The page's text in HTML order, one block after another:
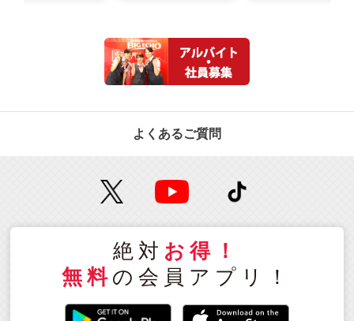
よくあるご質問
絶対 お得！
無料 の会員アプリ！